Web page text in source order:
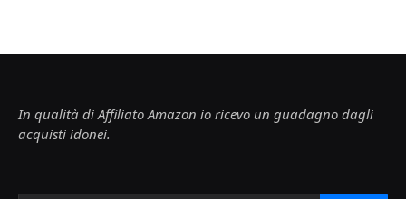
In qualità di Affiliato Amazon io ricevo un guadagno dagli
acquisti idonei.